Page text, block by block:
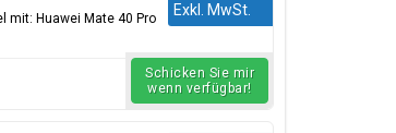
mit: Huawei Mate 40 Pro
Exkl. MwSt.
Schicken Sie mir
wenn verfügbar!